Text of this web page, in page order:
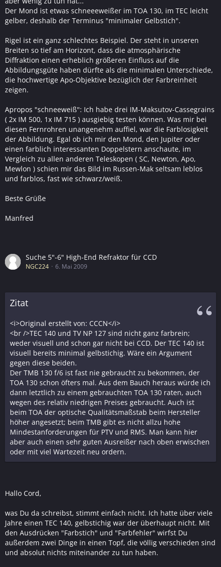
Der Mond ist etwas schneeeweißer im TOA 130, im TEC leicht
gelber, deshalb der Terminus "minimaler Gelbstich".
Rigel ist ein ganz schlechtes Beispiel. Der steht in unseren
Breiten so tief am Horizont, dass die atmosphärische
Diffraktion einen erheblich größeren Einfluss auf die
Abbildungsgüte haben dürfte als die minimalen Unterschiede,
die hochwertige Apo-Objektive bezüglich der Farbreinheit
zeigen.
Apropos "schneeweiß": Ich habe drei IM-Maksutov-Cassegrains
( 2x IM 500, 1x IM 715 ) ausgiebig testen können. Was mir bei
diesen Fernrohren unangenehm auffiel, war die Farblosigkeit
der Abbildung. Egal ob ich mir den Mond, den Jupiter oder
einen farblich interessanten Doppelstern anschaute, im
Vergleich zu allen anderen Teleskopen ( SC, Newton, Apo,
Mewlon ) schien mir das Bild im Russen-Mak seltsam leblos
und farblos, fast wie schwarz/weiß.
Beste Grüße
Manfred
Suche 5"-6" High-End Refraktor für CCD
NGC224 6. Mai 2009
Zitat
<i>Original erstellt von: CCCN</i>
<br />TEC 140 und TV NP 127 sind nicht ganz farbrein;
weder visuell und schon gar nicht bei CCD. Der TEC 140 ist
visuell bereits minimal gelbstichig. Wäre ein Argument
gegen diese beiden.
Der TMB 130 f/6 ist fast nie gebraucht zu bekommen, der
TOA 130 schon öfters mal. Aus dem Bauch heraus würde ich
dann letztlich zu einem gebrauchten TOA 130 raten, auch
wegen des relativ niedrigen Preises gebraucht. Auch ist
beim TOA der optische Qualitätsmaßstab beim Hersteller
höher angesetzt; beim TMB gibt es nicht allzu hohe
Mindestanforderungen für PTV und RMS. Man kann hier
aber auch einen sehr guten Ausreißer nach oben erwischen
oder mit viel Wartezeit neu ordern.
Hallo Cord,
was Du da schreibst, stimmt einfach nicht. Ich hatte über viele
Jahre einen TEC 140, gelbstichig war der überhaupt nicht. Mit
den Ausdrücken "Farbstich" und "Farbfehler" wirfst Du
außerdem zwei Dinge in einen Topf, die völlig verschieden sind
und absolut nichts miteinander zu tun haben.